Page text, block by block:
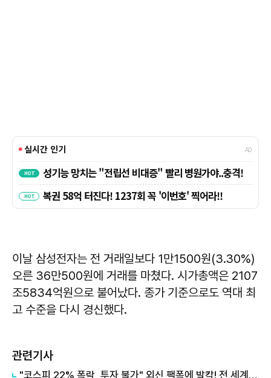
이날 삼성전자는 전 거래일보다 1만1500원(3.30%)
오른 36만500원에 거래를 마쳤다. 시가총액은 2107
조5834억원으로 불어났다. 종가 기준으로도 역대 최
고 수준을 다시 경신했다.
관련기사
"코스피 22% 폭락, 투자 불가" 외신 팩폭에 발칵! 전 세계 가전 92% 멈출 '희토류 부식' 시나리오